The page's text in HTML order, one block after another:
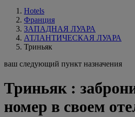
Hotels
Франция
ЗАПАДНАЯ ЛУАРА
АТЛАНТИЧЕСКАЯ ЛУАРА
Триньяк
ваш следующий пункт назначения
Триньяк :
номер в своем